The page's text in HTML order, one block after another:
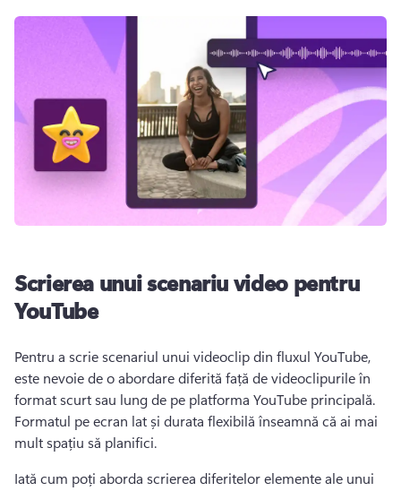
Scrierea unui scenariu video pentru
YouTube
Pentru a scrie scenariul unui videoclip din fluxul YouTube,
este nevoie de o abordare diferită față de videoclipurile în
Formatul pe ecran lat și durata flexibilă înseamnă că ai mai
mult spațiu să planifici.
Iată cum poți aborda scrierea diferitelor elemente ale unui